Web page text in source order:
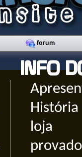
forum
INFO
História
loja